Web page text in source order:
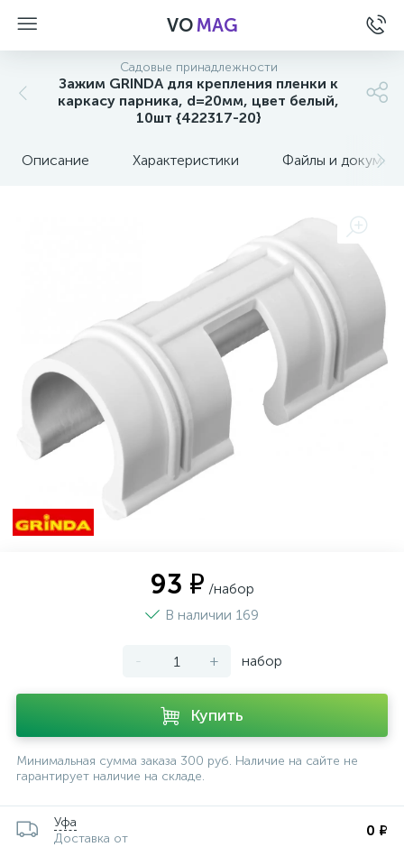
VOMAG
Садовые принадлежности
Зажим GRINDA для крепления пленки к
каркасу парника, d=20мм, цвет белый,
10шт {422317-20}
Описание Характеристики Файлы и
93 ₽ /набор
В наличии 169
- + набор
Купить
Минимальная сумма заказа 300 руб. Наличие на сайте не
гарантирует наличие на складе.
Уфа
Доставка от
0 ₽